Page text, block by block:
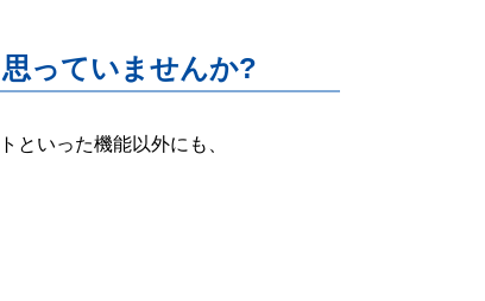
っていませんか?
といった機能以外にも、